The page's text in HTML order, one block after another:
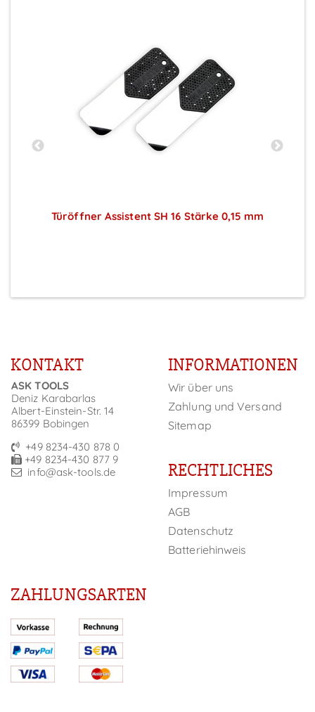
Türöffner Assistent SH 16 Stärke 0,15 mm
KONTAKT
ASK TOOLS
Deniz Karabarlas
Albert-Einstein-Str. 14
86399 Bobingen
+49 8234-430 878 0
+49 8234-430 877 9
info@ask-tools.de
INFORMATIONEN
Wir über uns
Zahlung und Versand
Sitemap
RECHTLICHES
Impressum
AGB
Datenschutz
Batteriehinweis
ZAHLUNGSARTEN